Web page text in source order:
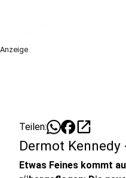
Anzeige
Teilen: open_in_new
Dermot Kennedy
Etwas Feines kommt